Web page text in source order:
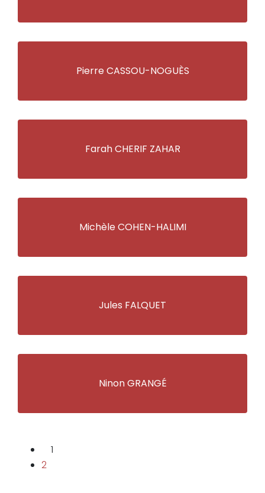
Pierre CASSOU-NOGUÈS
Farah CHERIF ZAHAR
Michèle COHEN-HALIMI
Jules FALQUET
Ninon GRANGÉ
1
2